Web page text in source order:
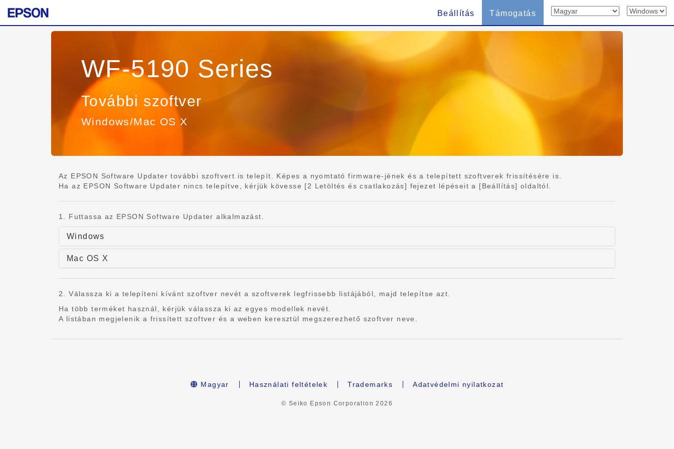
Beállítás Támogatás
WF-5190 Series
További szoftver
Windows/Mac OS X
Az EPSON Software Updater további szoftvert is telepít. Képes a nyomtató firmware-jének és a telepített szoftverek frissítésére is.
Ha az EPSON Software Updater nincs telepítve, kérjük kövesse [2 Letöltés és csatlakozás] fejezet lépéseit a [Beállítás] oldaltól.
1. Futtassa az EPSON Software Updater alkalmazást.
Windows
Mac OS X
2. Válassza ki a telepíteni kívánt szoftver nevét a szoftverek legfrissebb listájából, majd telepítse azt.
Ha több terméket használ, kérjük válassza ki az egyes modellek nevét.
A listában megjelenik a frissített szoftver és a weben keresztül megszerezhető szoftver neve.
Magyar Használati feltételek Trademarks Adatvédelmi nyilatkozat
© Seiko Epson Corporation2026